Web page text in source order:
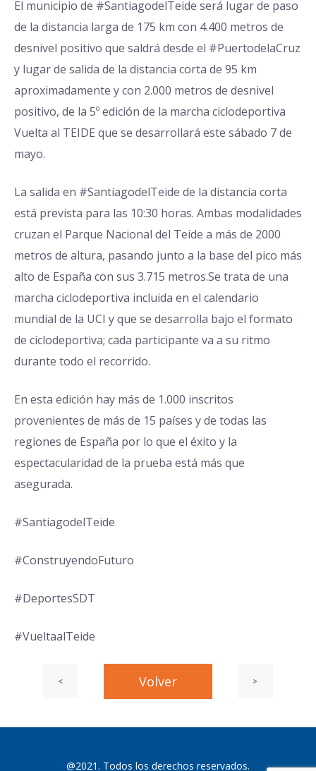
El municipio de #SantiagodelTeide será lugar de paso
de la distancia larga de 175 km con 4.400 metros de
desnivel positivo que saldrá desde el #PuertodelaCruz
y lugar de salida de la distancia corta de 95 km
aproximadamente y con 2.000 metros de desnivel
positivo, de la 5º edición de la marcha ciclodeportiva
Vuelta al TEIDE que se desarrollará este sábado 7 de
mayo.
La salida en #SantiagodelTeide de la distancia corta
está prevista para las 10:30 horas. Ambas modalidades
cruzan el Parque Nacional del Teide a más de 2000
metros de altura, pasando junto a la base del pico más
alto de España con sus 3.715 metros.Se trata de una
marcha ciclodeportiva incluida en el calendario
mundial de la UCI y que se desarrolla bajo el formato
de ciclodeportiva; cada participante va a su ritmo
durante todo el recorrido.
En esta edición hay más de 1.000 inscritos
provenientes de más de 15 países y de todas las
regiones de España por lo que el éxito y la
espectacularidad de la prueba está más que
asegurada.
#SantiagodelTeide
#ConstruyendoFuturo
#DeportesSDT
#VueltaalTeide
Navegación
Entrada
< Volver Navegación
Siguiente
>
@2021. Todos los derechos reservados.